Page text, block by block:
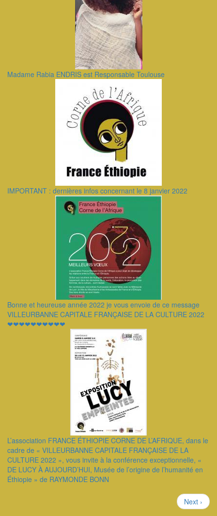
Madame Rabia ENDRIS est Responsable Toulouse
IMPORTANT : dernières infos concernant le 8 janvier 2022
Bonne et heureuse année 2022 je vous envoie de ce message
VILLEURBANNE CAPITALE FRANÇAISE DE LA CULTURE 2022
❤❤❤❤❤❤❤❤❤❤
L’association FRANCE ÉTHIOPIE CORNE DE L’AFRIQUE, dans le
cadre de « VILLEURBANNE CAPITALE FRANÇAISE DE LA
CULTURE 2022 », vous invite à la conférence exceptionnelle, «
DE LUCY À AUJOURD’HUI, Musée de l’origine de l’humanité en
Éthiopie » de RAYMONDE BONN
Page
suivante
Next ›